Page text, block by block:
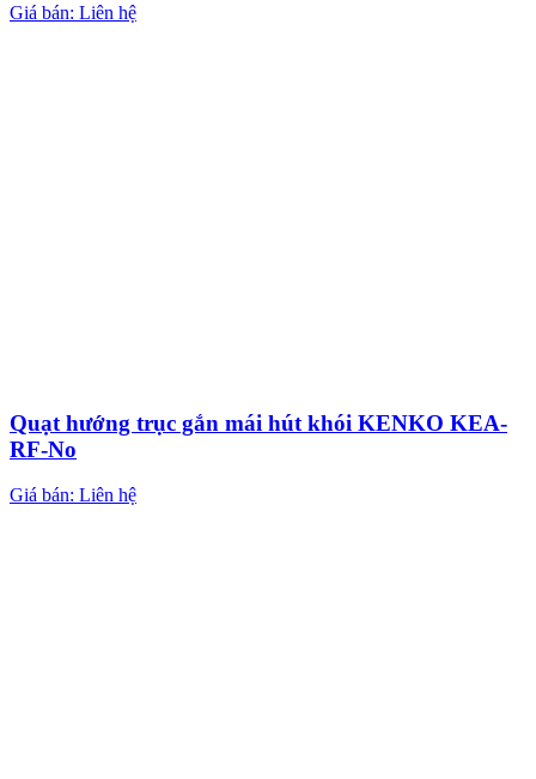
Giá bán: Liên hệ
Quạt hướng trục gắn mái hút khói KENKO KEA-
RF-No
Giá bán: Liên hệ